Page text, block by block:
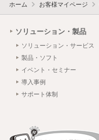
ホーム お客様マイページ
ソリューション・製品
ソリューション・サービス
製品・ソフト
イベント・セミナー
導入事例
サポート体制